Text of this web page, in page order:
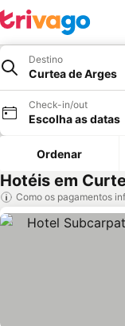
Destino
Curtea de Arges
Check-in/out
Escolha as datas
Ordenar
Hotéis em
Como os pagamentos